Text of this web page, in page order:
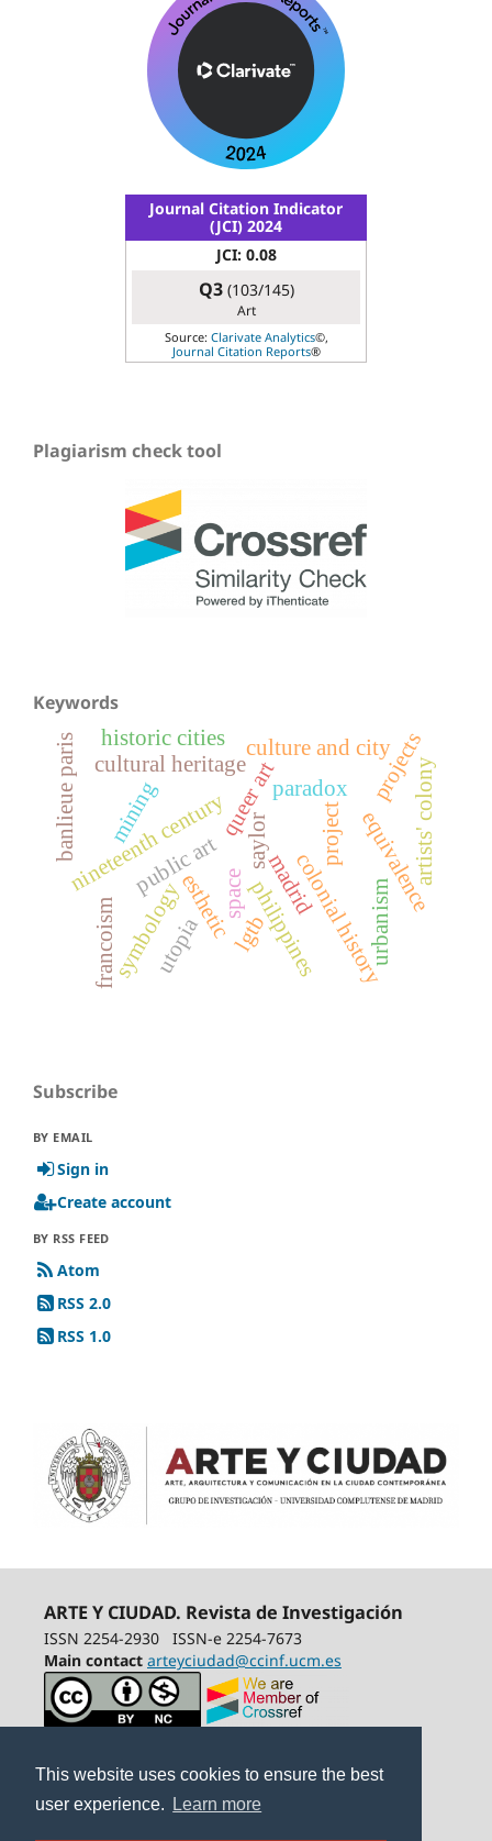
This website uses cookies to ensure the best
user experience.
Learn more
Journal Citation Indicator
(JCI) 2024
JCI: 0.08
Q3(103/145)
Art
Source: Clarivate Analytics©,
Journal Citation Reports®
Plagiarism check tool
Keywords
symbology lgtb
saylor
queer art
estheticphilippines
madridcolonial history
urbanism
nineteenth century
mining paradox
project
space equivalence
banlieue paris artists' colony
francoism
cultural heritage
culture and city
historic cities
public art
projects
utopia
Subscribe
BY EMAIL
Sign in
Create account
BY RSS FEED
Atom
RSS 2.0
RSS 1.0
ARTE Y CIUDAD. Revista de Investigación
ISSN 2254-2930
ISSN-e 2254-7673
Main contact arteyciudad@ccinf.ucm.es